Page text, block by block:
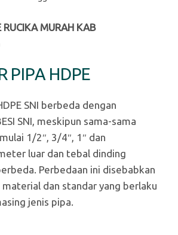
RUCIKA MURAH KAB
PIPA HDPE
SNI berbeda dengan
SNI, meskipun sama-sama
1/2″, 3/4″, 1″ dan
luar dan tebal dinding
Perbedaan ini disebabkan
dan standar yang berlaku
jenis pipa.